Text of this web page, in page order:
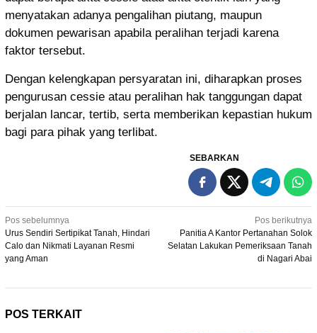
menyatakan adanya pengalihan piutang, maupun
dokumen pewarisan apabila peralihan terjadi karena
faktor tersebut.
Dengan kelengkapan persyaratan ini, diharapkan proses
pengurusan cessie atau peralihan hak tanggungan dapat
berjalan lancar, tertib, serta memberikan kepastian hukum
bagi para pihak yang terlibat.
SEBARKAN
Navigasi
pos
Pos sebelumnya
Urus Sendiri Sertipikat Tanah, Hindari
Calo dan Nikmati Layanan Resmi
yang Aman
Pos berikutnya
Panitia A Kantor Pertanahan Solok
Selatan Lakukan Pemeriksaan Tanah
di Nagari Abai
POS TERKAIT